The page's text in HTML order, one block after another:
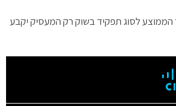
הממוצע לסוג תפקיד בשוק רק המעסיק יקבע